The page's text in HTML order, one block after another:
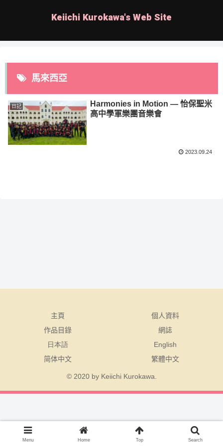
Keiichi Kurokawa's Web Site
馬來西亞
日記
Harmonies in Motion — 怡保聖米
高中學軍樂團音樂會
2023.09.24
主頁
個人資料
作品目錄
網誌
日本語
English
简体中文
繁體中文
© 2020 by Keiichi Kurokawa.
Menu Home Top Search